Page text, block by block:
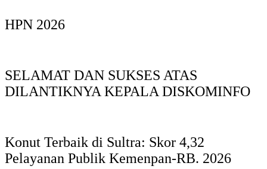
HPN 2026
SELAMAT DAN SUKSES ATAS
DILANTIKNYA KEPALA DISKOMINFO
Konut Terbaik di Sultra: Skor 4,32
Pelayanan Publik Kemenpan-RB. 2026